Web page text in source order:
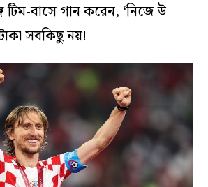
টিম-বাসে গান করেন, ‘নিজে উ
সবকিছু নয়!